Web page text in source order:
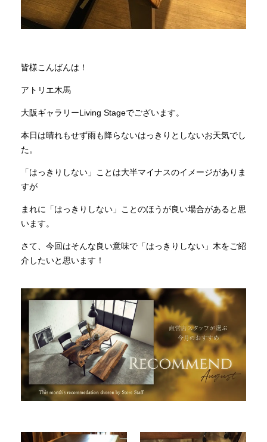
新入荷情報
INFORMATION
MOKUBA CHANNEL
よくあるご質問
お問い合わせ
皆様こんばんは！
アトリエ木馬
大阪ギャラリーLiving Stageでございます。
本日は晴れもせず雨も降らないはっきりとしないお天気でし
た。
「はっきりしない」ことは大半マイナスのイメージがありま
すが
まれに「はっきりしない」ことのほうが良い場合があると思
います。
さて、今回はそんな良い意味で「はっきりしない」木をご紹
介したいと思います！